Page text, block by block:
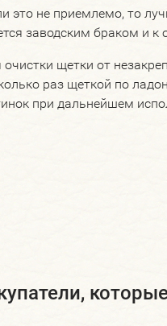
это не приемлемо, то
заводским браком и к
щетки от
раз щеткой по
при дальнейшем